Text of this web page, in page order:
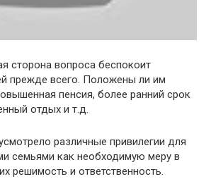
сторона вопроса беспокоит
прежде всего. Положены ли им
пенсия, более ранний срок
отдых и т.д.
различные привилегии для
семьями как необходимую меру в
решимость и ответственность.